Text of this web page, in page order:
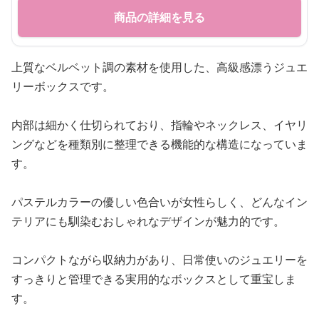
商品の詳細を見る
上質なベルベット調の素材を使用した、高級感漂うジュエ
リーボックスです。
内部は細かく仕切られており、指輪やネックレス、イヤリ
ングなどを種類別に整理できる機能的な構造になっていま
す。
パステルカラーの優しい色合いが女性らしく、どんなイン
テリアにも馴染むおしゃれなデザインが魅力的です。
コンパクトながら収納力があり、日常使いのジュエリーを
すっきりと管理できる実用的なボックスとして重宝しま
す。